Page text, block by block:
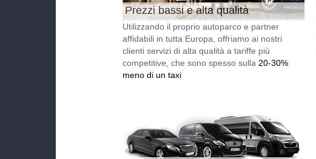
Prezzi bassi e alta qualità
Utilizzando il proprio autoparco e partner
affidabili in tutta Europa, offriamo ai nostri
clienti servizi di alta qualità a tariffe più
competitive, che sono spesso sulla 20-30%
meno di un taxi